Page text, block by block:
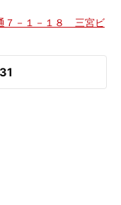
７－１－１８ 三宮ビ